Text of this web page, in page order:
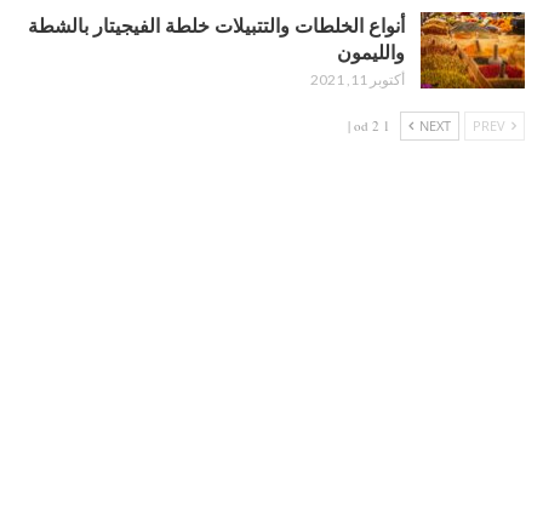
أنواع الخلطات والتتبيلات خلطة الفيجيتار بالشطة
والليمون
أكتوبر 11, 2021
NEXT
1 od 2 |